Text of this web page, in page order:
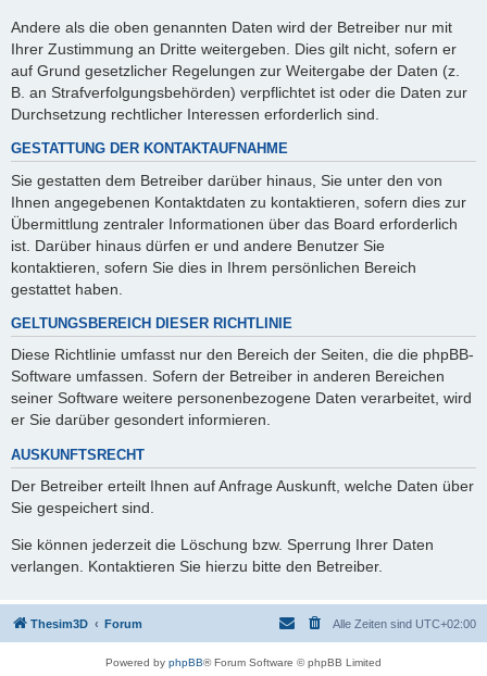
Andere als die oben genannten Daten wird der Betreiber nur mit
Ihrer Zustimmung an Dritte weitergeben. Dies gilt nicht, sofern er
auf Grund gesetzlicher Regelungen zur Weitergabe der Daten (z.
B. an Strafverfolgungsbehörden) verpflichtet ist oder die Daten zur
Durchsetzung rechtlicher Interessen erforderlich sind.
GESTATTUNG DER KONTAKTAUFNAHME
Sie gestatten dem Betreiber darüber hinaus, Sie unter den von
Ihnen angegebenen Kontaktdaten zu kontaktieren, sofern dies zur
Übermittlung zentraler Informationen über das Board erforderlich
ist. Darüber hinaus dürfen er und andere Benutzer Sie
kontaktieren, sofern Sie dies in Ihrem persönlichen Bereich
gestattet haben.
GELTUNGSBEREICH DIESER RICHTLINIE
Diese Richtlinie umfasst nur den Bereich der Seiten, die die phpBB-
Software umfassen. Sofern der Betreiber in anderen Bereichen
seiner Software weitere personenbezogene Daten verarbeitet, wird
er Sie darüber gesondert informieren.
AUSKUNFTSRECHT
Der Betreiber erteilt Ihnen auf Anfrage Auskunft, welche Daten über
Sie gespeichert sind.
Sie können jederzeit die Löschung bzw. Sperrung Ihrer Daten
verlangen. Kontaktieren Sie hierzu bitte den Betreiber.
Thesim3D Forum Alle Zeiten sind UTC+02:00
Powered by phpBB® Forum Software © phpBB Limited